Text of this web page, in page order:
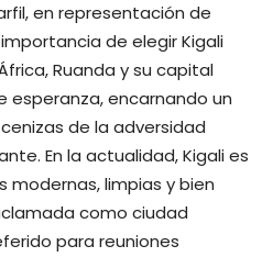
en representación de
importancia de elegir Kigali
Ruanda y su capital
esperanza, encarnando un
de la adversidad
En la actualidad, Kigali es
modernas, limpias y bien
como ciudad
para reuniones